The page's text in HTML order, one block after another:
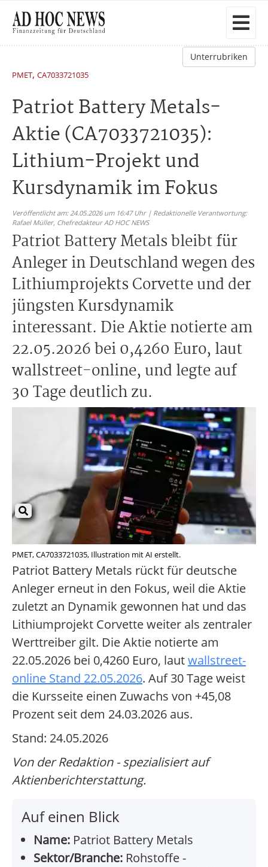
Unterrubriken
PMET, CA7033721035
Patriot Battery Metals-
Aktie (CA7033721035):
Lithium-Projekt und
Kursdynamik im Fokus
Veröffentlicht am: 24.05.2026 um 16:47 Uhr | Redaktionelle Verantwortung:
Rafael Müller, Chefredakteur AD HOC NEWS
Patriot Battery Metals bleibt für
Anleger in Deutschland wegen des
Lithiumprojekts Corvette und der
jüngsten Kursdynamik
interessant. Die Aktie notierte am
22.05.2026 bei 0,4260 Euro, laut
wallstreet-online, und legte auf
30 Tage deutlich zu.
PMET, CA7033721035, Illustration mit AI erstellt.
Patriot Battery Metals rückt für deutsche
Anleger erneut in den Fokus, weil die Aktie
zuletzt an Dynamik gewonnen hat und das
Lithiumprojekt Corvette weiter als zentraler
Werttreiber gilt. Die Aktie notierte am
22.05.2026 bei 0,4260 Euro, lautwallstreet-
online Stand 22.05.2026. Auf 30 Tage weist
die Kursseite einen Zuwachs von +45,08
Prozent seit dem 24.03.2026 aus.
Stand: 24.05.2026
Von der Redaktion - spezialisiert auf
Aktienberichterstattung.
Auf einen Blick
Name: Patriot Battery Metals
Sektor/Branche: Rohstoffe -